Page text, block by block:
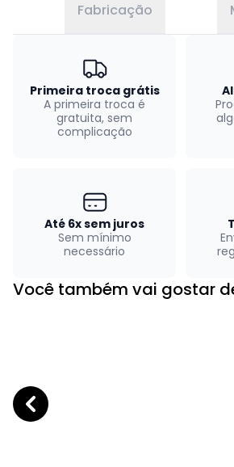
Fabricação
Primeira troca grátis
A primeira troca é
gratuita, sem
complicação
Até 6x sem juros
Sem mínimo
necessário
Você também vai gostar